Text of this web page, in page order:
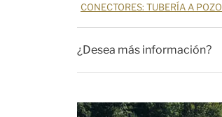
CONECTORES: TUBERÍA A
¿Desea más información?